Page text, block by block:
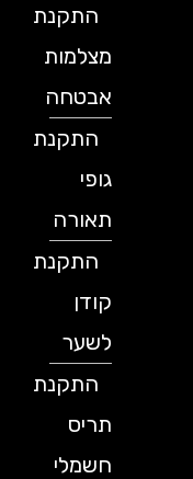
התקנת
מצלמות
אבטחה
התקנת
תאורה
התקנת
לשער
התקנת
תריס
חשמלי